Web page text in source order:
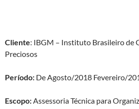
Cliente: IBGM – Instituto Brasileiro de
Preciosos
Período: De Agosto/2018 Fevereiro/
Escopo: Assessoria Técnica para